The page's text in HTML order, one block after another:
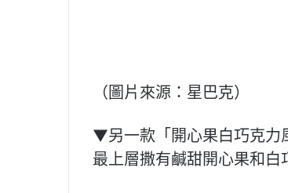
（圖片來源：星巴克）
▼另一款「開心果白巧克力
最上層撒有鹹甜開心果和白